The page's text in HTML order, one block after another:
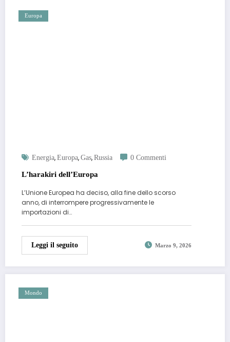
Europa
Energia, Europa, Gas, Russia 0 Commenti
L’harakiri dell’Europa
L’Unione Europea ha deciso, alla fine dello scorso
anno, di interrompere progressivamente le
importazioni di…
Leggi il seguito Marzo 9, 2026
Mondo